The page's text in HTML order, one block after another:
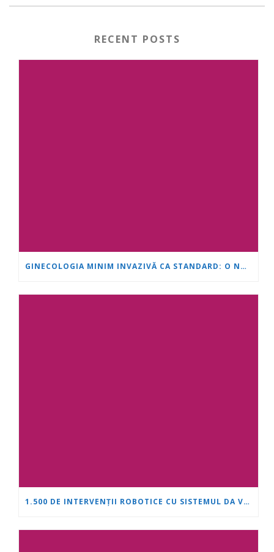
RECENT POSTS
GINECOLOGIA MINIM INVAZIVĂ CA STANDARD: O NOUĂ GENERAȚIE DE SPECIALIȘTI SE FORMEAZĂ LA „INIMĂ ȘI CREIER“
1.500 DE INTERVENȚII ROBOTICE CU SISTEMUL DA VINCI: „INIMĂ ȘI CREIER” ÎȘI CONSOLIDEAZĂ POZIȚIA DE LIDER ÎN UROLOGIE